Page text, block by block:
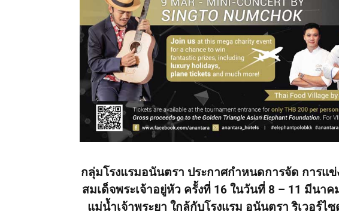
กลุ่มโรงแรมอนันตรา ประกาศกำหนดการจัด การแ
สมเด็จพระเจ้าอยู่หัว ครั้งที่ 16 ในวันที่ 8 – 11 มีนา
แม่น้ำเจ้าพระยา ใกล้กับโรงแรม อนันตรา ริเวอร์ไ